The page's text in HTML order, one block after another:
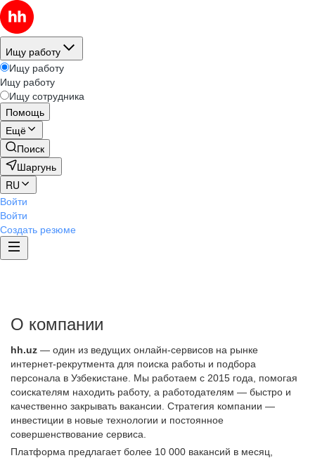
Ищу работу
Ищу работу
Ищу работу
Ищу сотрудника
Помощь
Ещё
Поиск
Шаргунь
RU
Войти
Войти
Создать резюме
О компании
hh.uz — один из ведущих онлайн-сервисов на рынке
интернет-рекрутмента для поиска работы и подбора
персонала в Узбекистане. Мы работаем с 2015 года, помогая
соискателям находить работу, а работодателям — быстро и
качественно закрывать вакансии. Стратегия компании —
инвестиции в новые технологии и постоянное
совершенствование сервиса.
Платформа предлагает более 10 000 вакансий в месяц,